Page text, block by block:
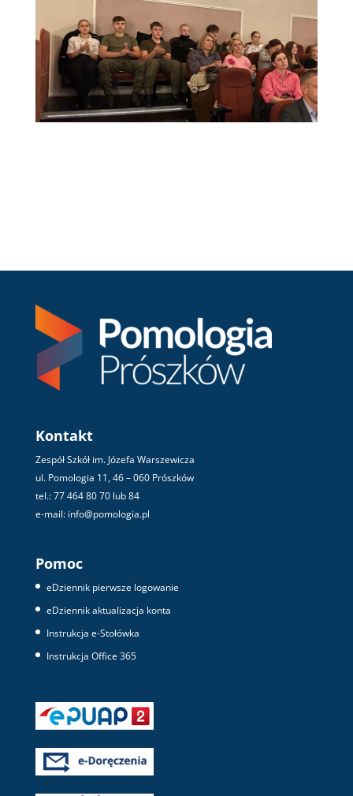
Kontakt
Zespół Szkół im. Józefa Warszewicza
ul. Pomologia 11, 46 – 060 Prószków
tel.: 77 464 80 70 lub 84
e-mail: info@pomologia.pl
Pomoc
eDziennik pierwsze logowanie
eDziennik aktualizacja konta
Instrukcja e-Stołówka
Instrukcja Office 365